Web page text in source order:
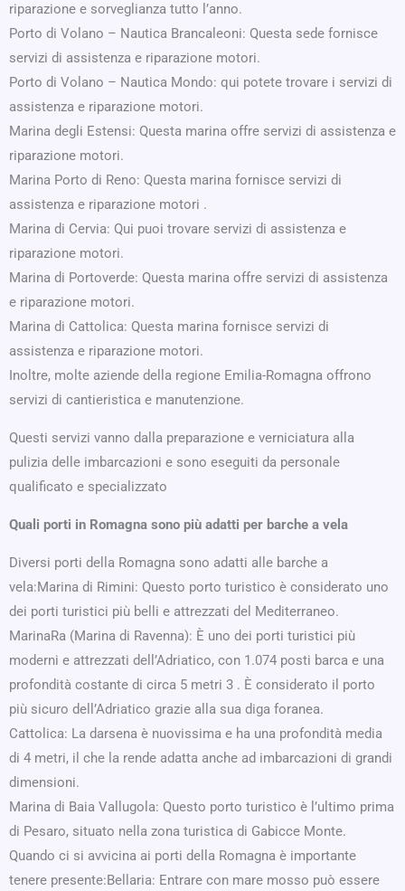
riparazione e sorveglianza tutto l’anno.
Porto di Volano – Nautica Brancaleoni: Questa sede fornisce
servizi di assistenza e riparazione motori.
Porto di Volano – Nautica Mondo: qui potete trovare i servizi di
assistenza e riparazione motori.
Marina degli Estensi: Questa marina offre servizi di assistenza e
riparazione motori.
Marina Porto di Reno: Questa marina fornisce servizi di
assistenza e riparazione motori .
Marina di Cervia: Qui puoi trovare servizi di assistenza e
riparazione motori.
Marina di Portoverde: Questa marina offre servizi di assistenza
e riparazione motori.
Marina di Cattolica: Questa marina fornisce servizi di
assistenza e riparazione motori.
Inoltre, molte aziende della regione Emilia-Romagna offrono
servizi di cantieristica e manutenzione.
Questi servizi vanno dalla preparazione e verniciatura alla
pulizia delle imbarcazioni e sono eseguiti da personale
qualificato e specializzato
Quali porti in Romagna sono più adatti per barche a vela
Diversi porti della Romagna sono adatti alle barche a
vela:Marina di Rimini: Questo porto turistico è considerato uno
dei porti turistici più belli e attrezzati del Mediterraneo.
MarinaRa (Marina di Ravenna): È uno dei porti turistici più
moderni e attrezzati dell’Adriatico, con 1.074 posti barca e una
profondità costante di circa 5 metri 3 . È considerato il porto
più sicuro dell’Adriatico grazie alla sua diga foranea.
Cattolica: La darsena è nuovissima e ha una profondità media
di 4 metri, il che la rende adatta anche ad imbarcazioni di grandi
dimensioni.
Marina di Baia Vallugola: Questo porto turistico è l’ultimo prima
di Pesaro, situato nella zona turistica di Gabicce Monte.
Quando ci si avvicina ai porti della Romagna è importante
tenere presente:Bellaria: Entrare con mare mosso può essere